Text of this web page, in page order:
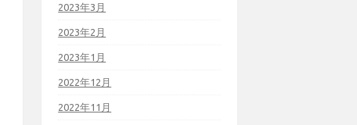
2023年3月
2023年2月
2023年1月
2022年12月
2022年11月